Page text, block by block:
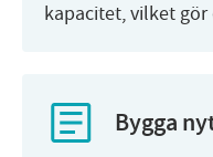
kapacitet, vilket
Bygga